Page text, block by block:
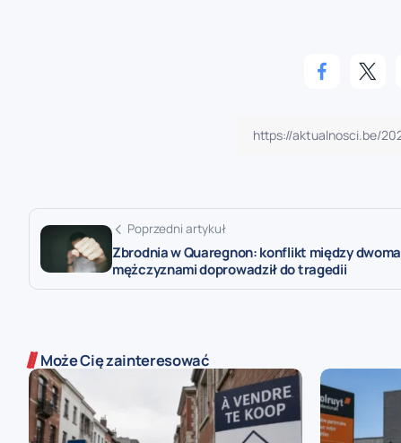
Poprzedni artykuł
Zbrodnia w Quaregnon: konflikt między dwoma
mężczyznami doprowadził do tragedii
Może Cię zainteresować